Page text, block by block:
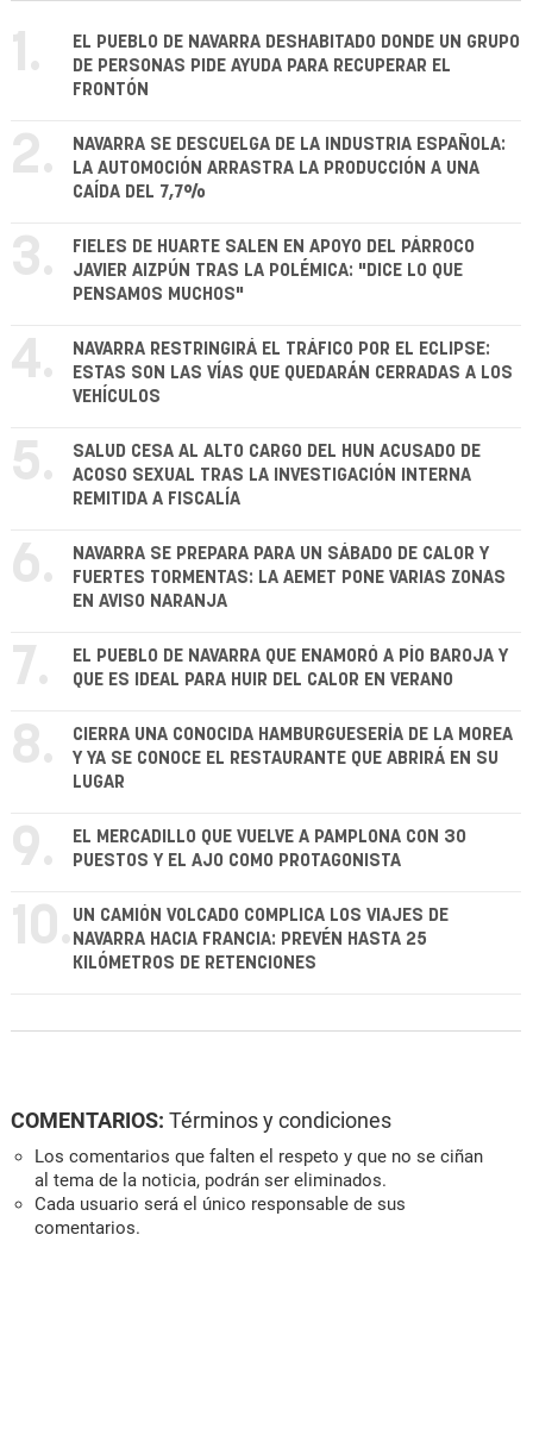
1.
EL PUEBLO DE NAVARRA DESHABITADO DONDE UN GRUPO
DE PERSONAS PIDE AYUDA PARA RECUPERAR EL
FRONTÓN
2.
NAVARRA SE DESCUELGA DE LA INDUSTRIA ESPAÑOLA:
LA AUTOMOCIÓN ARRASTRA LA PRODUCCIÓN A UNA
CAÍDA DEL 7,7%
3.
FIELES DE HUARTE SALEN EN APOYO DEL PÁRROCO
JAVIER AIZPÚN TRAS LA POLÉMICA: "DICE LO QUE
PENSAMOS MUCHOS"
4.
NAVARRA RESTRINGIRÁ EL TRÁFICO POR EL ECLIPSE:
ESTAS SON LAS VÍAS QUE QUEDARÁN CERRADAS A LOS
VEHÍCULOS
5.
SALUD CESA AL ALTO CARGO DEL HUN ACUSADO DE
ACOSO SEXUAL TRAS LA INVESTIGACIÓN INTERNA
REMITIDA A FISCALÍA
6.
NAVARRA SE PREPARA PARA UN SÁBADO DE CALOR Y
FUERTES TORMENTAS: LA AEMET PONE VARIAS ZONAS
EN AVISO NARANJA
7.
EL PUEBLO DE NAVARRA QUE ENAMORÓ A PÍO BAROJA Y
QUE ES IDEAL PARA HUIR DEL CALOR EN VERANO
8.
CIERRA UNA CONOCIDA HAMBURGUESERÍA DE LA MOREA
Y YA SE CONOCE EL RESTAURANTE QUE ABRIRÁ EN SU
LUGAR
9.
EL MERCADILLO QUE VUELVE A PAMPLONA CON 30
PUESTOS Y EL AJO COMO PROTAGONISTA
10. UN CAMIÓN VOLCADO COMPLICA LOS VIAJES DE
NAVARRA HACIA FRANCIA: PREVÉN HASTA 25
KILÓMETROS DE RETENCIONES
COMENTARIOS: Términos y condiciones
Los comentarios que falten el respeto y que no se ciñan
al tema de la noticia, podrán ser eliminados.
Cada usuario será el único responsable de sus
comentarios.